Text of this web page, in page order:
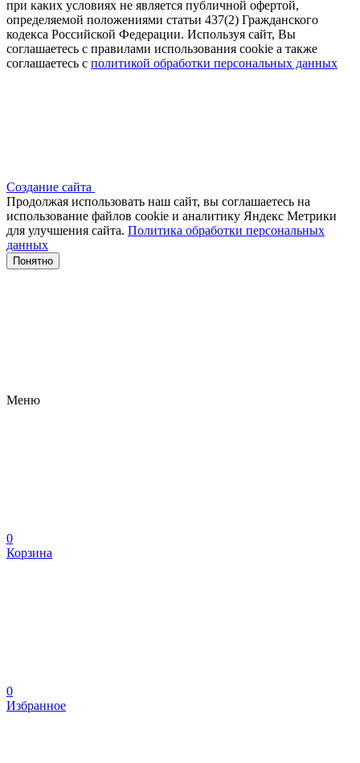
при каких условиях не является публичной офертой,
определяемой положениями статьи 437(2) Гражданского
кодекса Российской Федерации. Используя сайт, Вы
соглашаетесь с правилами использования cookie а также
соглашаетесь с политикой обработки персональных данных
Создание сайта
Продолжая использовать наш сайт, вы соглашаетесь на
использование файлов сооkіе и аналитику Яндекс Метрики
для улучшения сайта. Политика обработки персональных
данных
Понятно
Меню
0
Корзина
0
Избранное